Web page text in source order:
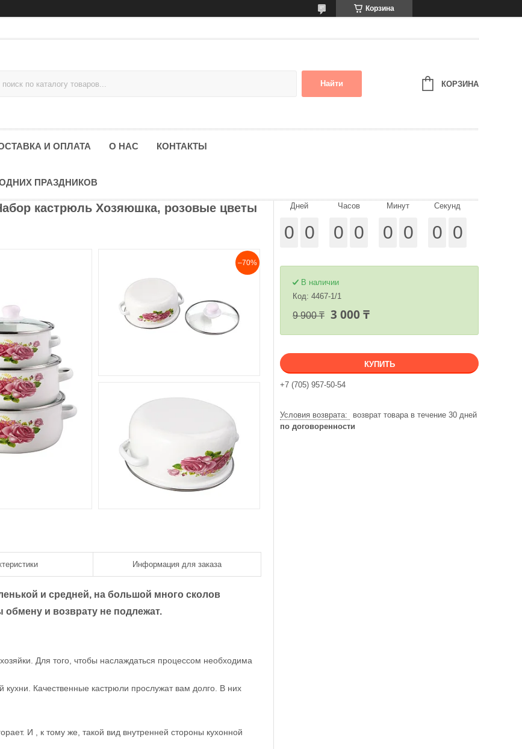
Корзина
Найти КОРЗИНА
И ОПЛАТА О НАС КОНТАКТЫ
ПРАЗДНИКОВ
кастрюль Хозяюшка, розовые цветы
–70%
Информация для заказа
и средней, на большой много сколов
и возврату не подлежат.
Для того, чтобы наслаждаться процессом необходима
Качественные кастрюли прослужат вам долго. В них
И , к тому же, такой вид внутренней стороны кухонной
Дней
0 0
Часов
0 0
Минут
0 0
Секунд
0 0
В наличии
Код: 4467-1/1
9 900 ₸ 3 000 ₸
КУПИТЬ
+7 (705) 957-50-54
возврат товара в течение 30 дней
по договоренности